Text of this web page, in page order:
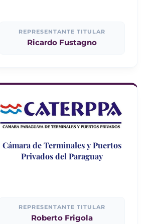
REPRESENTANTE TITULAR
Ricardo Fustagno
Cámara de Terminales y Puertos
Privados del Paraguay
REPRESENTANTE TITULAR
Roberto Frigola